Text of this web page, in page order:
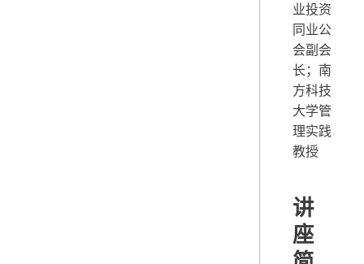
业投资
同业公
会副会
长；南
方科技
大学管
理实践
教授
讲
座